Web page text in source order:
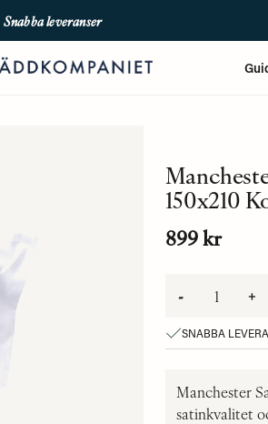
Snabba leveranser
Fri frakt över 699kr
150x210
899 kr
- +
SNABBA
Manchester
satinkvalitet